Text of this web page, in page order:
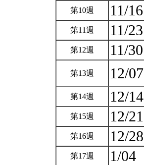
第10週 11/16
第11週 11/23
第12週 11/30
第13週 12/07
第14週 12/14
第15週 12/21
第16週 12/28
第17週 1/04